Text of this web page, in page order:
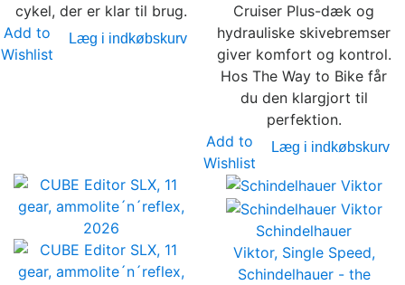
cykel, der er klar til brug.
Add to
Wishlist
Læg i indkøbskurv
Cruiser Plus-dæk og
hydrauliske skivebremser
giver komfort og kontrol.
Hos The Way to Bike får
du den klargjort til
perfektion.
Add to
Wishlist
Læg i indkøbskurv
Schindelhauer
Viktor, Single Speed,
Schindelhauer - the